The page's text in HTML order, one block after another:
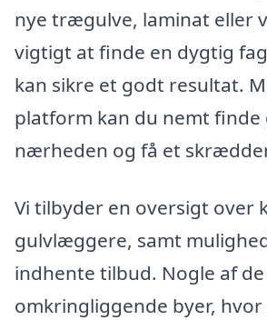
nye trægulve, laminat eller
vigtigt at finde en dygtig
kan sikre et godt resultat.
platform kan du nemt
nærheden og få et
Vi tilbyder en oversigt over
gulvlæggere, samt
indhente tilbud. Nogle af de
omkringliggende byer, hvor